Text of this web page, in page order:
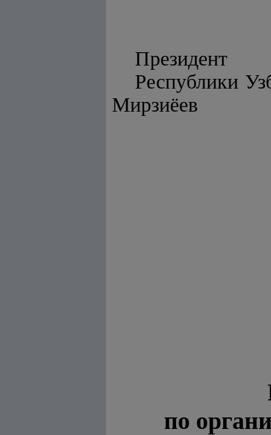
Президент
Мирзиёев
по